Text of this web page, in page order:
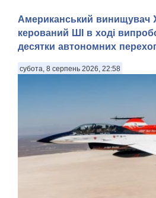
Американський винищувач
керований ШІ в ході
десятки автономних
субота, 8 серпень 2026, 22:58